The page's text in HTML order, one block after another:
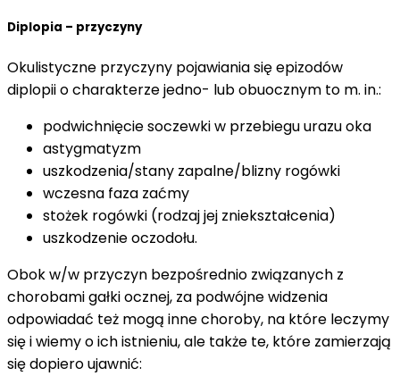
Diplopia – przyczyny
Okulistyczne przyczyny pojawiania się epizodów
diplopii o charakterze jedno- lub obuocznym to m. in.:
podwichnięcie soczewki w przebiegu urazu oka
astygmatyzm
uszkodzenia/stany zapalne/blizny rogówki
wczesna faza zaćmy
stożek rogówki (rodzaj jej zniekształcenia)
uszkodzenie oczodołu.
Obok w/w przyczyn bezpośrednio związanych z
chorobami gałki ocznej, za podwójne widzenia
odpowiadać też mogą inne choroby, na które leczymy
się i wiemy o ich istnieniu, ale także te, które zamierzają
się dopiero ujawnić: